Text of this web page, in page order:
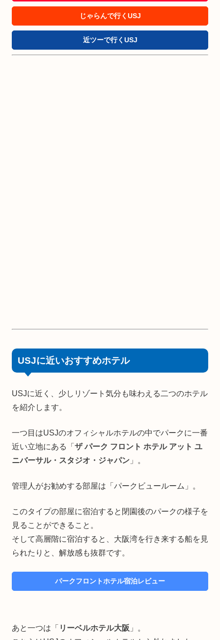
じゃらんで行くUSJ
近ツーで行くUSJ
USJに近いおすすめホテル
USJに近く、少しリゾート気分も味わえる二つのホテル
を紹介します。
一つ目はUSJのオフィシャルホテルの中でパークに一番
近い立地にある「 ザ パーク フロント ホテル アット ユ
ニバーサル・スタジオ・ジャパン 」。
管理人がお勧めする部屋は「パークビュールーム」。
このタイプの部屋に宿泊すると閉園後のパークの様子を
見ることができること。
そして高層階に宿泊すると、大阪湾を行き来する船を見
られたりと、解放感も抜群です。
パークフロントホテル宿泊レビュー
あと一つは「 リーベルホテル大阪 」。